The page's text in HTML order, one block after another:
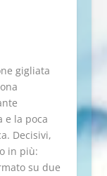
gigliata
e la poca
Decisivi,
in più:
su due